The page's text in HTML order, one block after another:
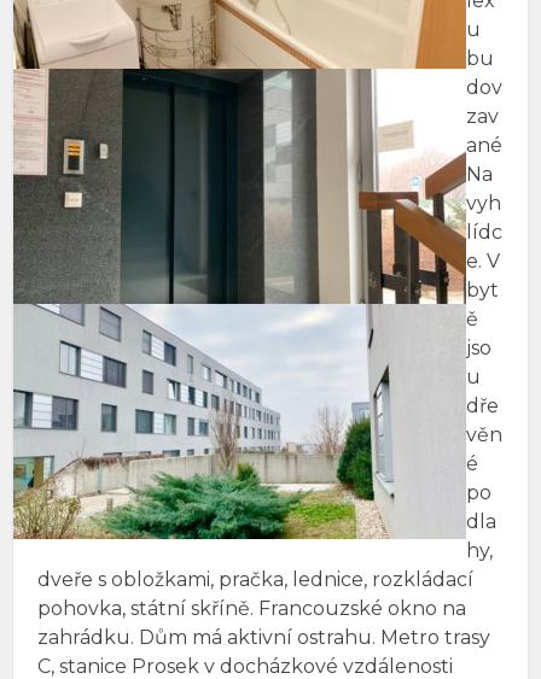
u
bu
dov
zav
ané
Na
vyh
lídc
e. V
byt
ě
jso
u
dře
věn
é
po
dla
hy,
dveře s obložkami, pračka, lednice, rozkládací
pohovka, státní skříně. Francouzské okno na
zahrádku. Dům má aktivní ostrahu. Metro trasy
C, stanice Prosek v docházkové vzdálenosti